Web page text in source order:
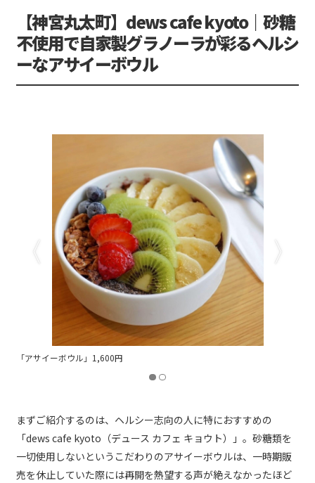
【神宮丸太町】dews cafe kyoto｜砂糖
不使用で自家製グラノーラが彩るヘルシ
ーなアサイーボウル
まずご紹介するのは、ヘルシー志向の人に特におすすめの
「dews cafe kyoto（デュース カフェ キョウト）」。砂糖類を
一切使用しないというこだわりのアサイーボウルは、一時期販
売を休止していた際には再開を熱望する声が絶えなかったほど